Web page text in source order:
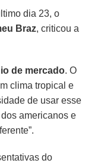
dia 23, o
Braz, criticou a
de mercado. O
clima tropical e
de usar esse
americanos e
do